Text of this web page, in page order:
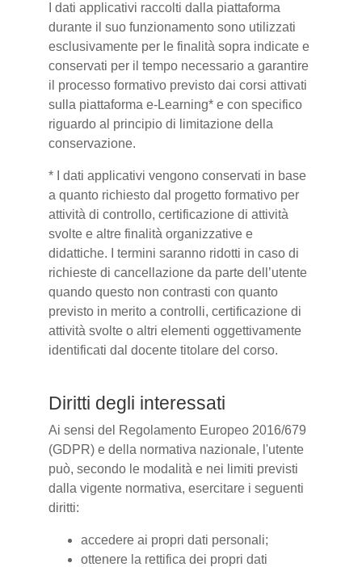
I dati applicativi raccolti dalla piattaforma
durante il suo funzionamento sono utilizzati
esclusivamente per le finalità sopra indicate e
conservati per il tempo necessario a garantire
il processo formativo previsto dai corsi attivati
sulla piattaforma e-Learning* e con specifico
riguardo al principio di limitazione della
conservazione.
* I dati applicativi vengono conservati in base
a quanto richiesto dal progetto formativo per
attività di controllo, certificazione di attività
svolte e altre finalità organizzative e
didattiche. I termini saranno ridotti in caso di
richieste di cancellazione da parte dell’utente
quando questo non contrasti con quanto
previsto in merito a controlli, certificazione di
attività svolte o altri elementi oggettivamente
identificati dal docente titolare del corso.
Diritti degli interessati
Ai sensi del Regolamento Europeo 2016/679
(GDPR) e della normativa nazionale, l'utente
può, secondo le modalità e nei limiti previsti
dalla vigente normativa, esercitare i seguenti
diritti:
accedere ai propri dati personali;
ottenere la rettifica dei propri dati